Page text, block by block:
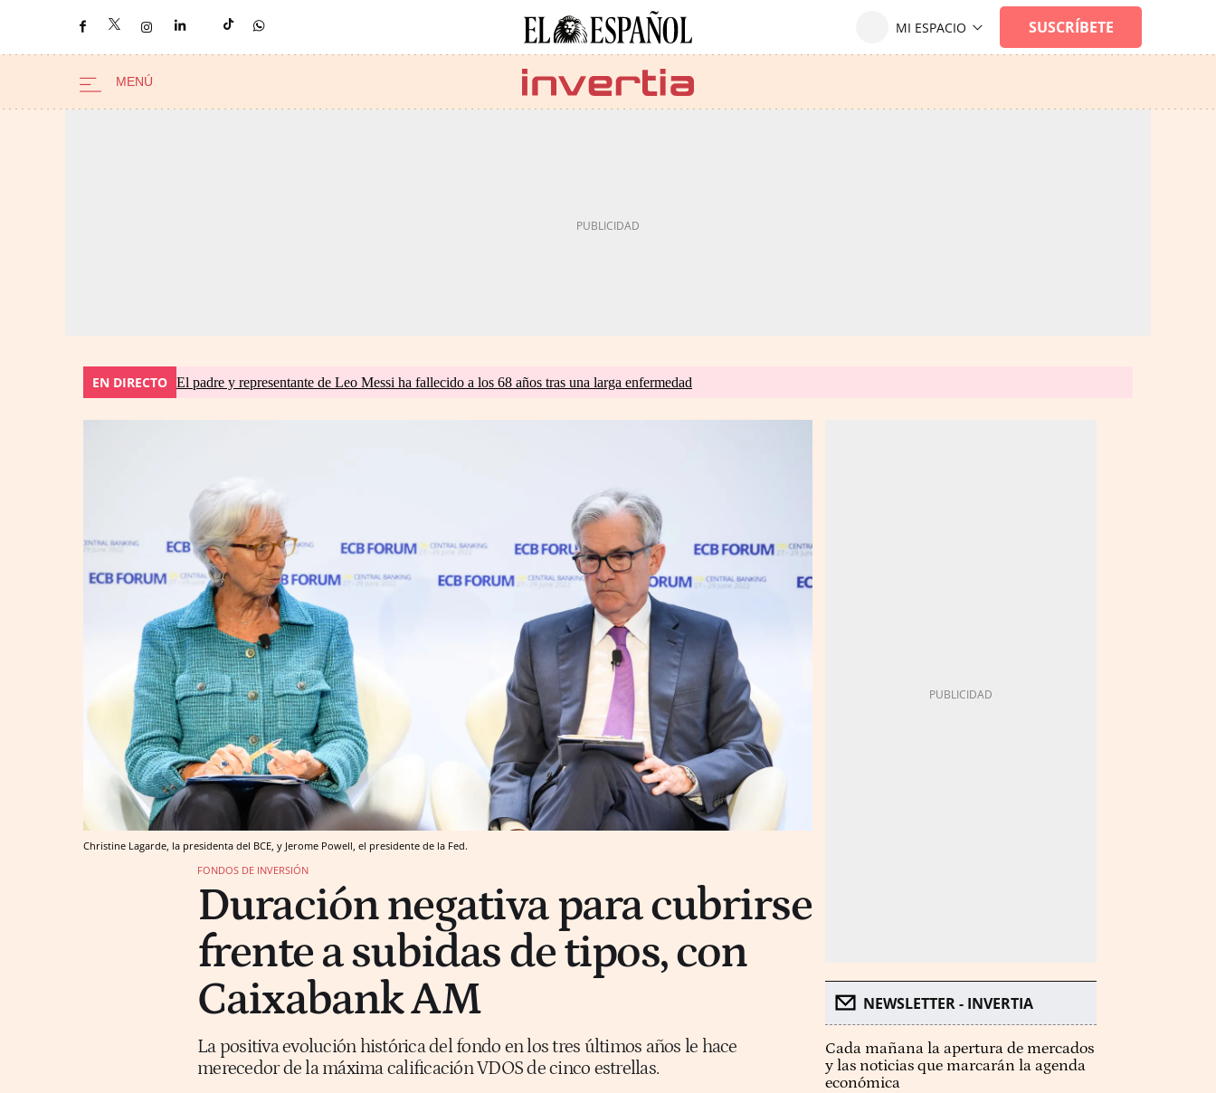
EN DIRECTO El padre y representante de Leo Messi ha fallecido a los 68 años tras una larga enfermedad
Christine Lagarde, la presidenta del BCE, y Jerome Powell, el presidente de la Fed.
FONDOS DE INVERSIÓN
Duración negativa para cubrirse
frente a subidas de tipos, con
Caixabank AM
La positiva evolución histórica del fondo en los tres últimos años le hace
merecedor de la máxima calificación VDOS de cinco estrellas.
NEWSLETTER - INVERTIA
Cada mañana la apertura de mercados
y las noticias que marcarán la agenda
económica